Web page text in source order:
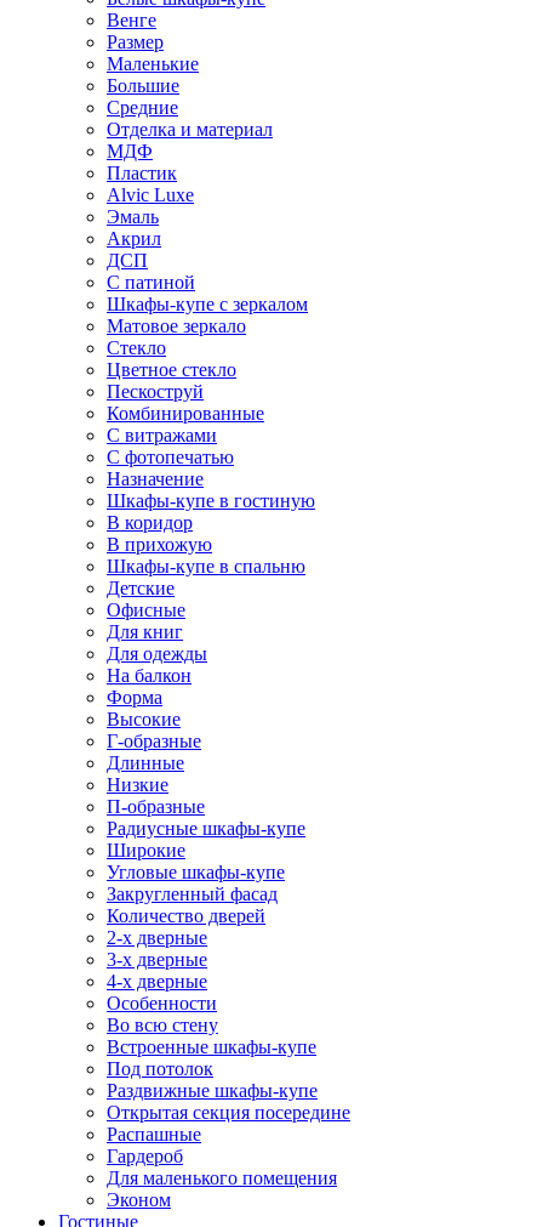
Венге
Размер
Маленькие
Большие
Средние
Отделка и материал
МДФ
Пластик
Alvic Luxe
Эмаль
Акрил
ДСП
С патиной
Шкафы-купе с зеркалом
Матовое зеркало
Стекло
Цветное стекло
Пескоструй
Комбинированные
С витражами
С фотопечатью
Назначение
Шкафы-купе в гостиную
В коридор
В прихожую
Шкафы-купе в спальню
Детские
Офисные
Для книг
Для одежды
На балкон
Форма
Высокие
Г-образные
Длинные
Низкие
П-образные
Радиусные шкафы-купе
Широкие
Угловые шкафы-купе
Закругленный фасад
Количество дверей
2-х дверные
3-х дверные
4-х дверные
Особенности
Во всю стену
Встроенные шкафы-купе
Под потолок
Раздвижные шкафы-купе
Открытая секция посередине
Распашные
Гардероб
Для маленького помещения
Эконом
Гостиные